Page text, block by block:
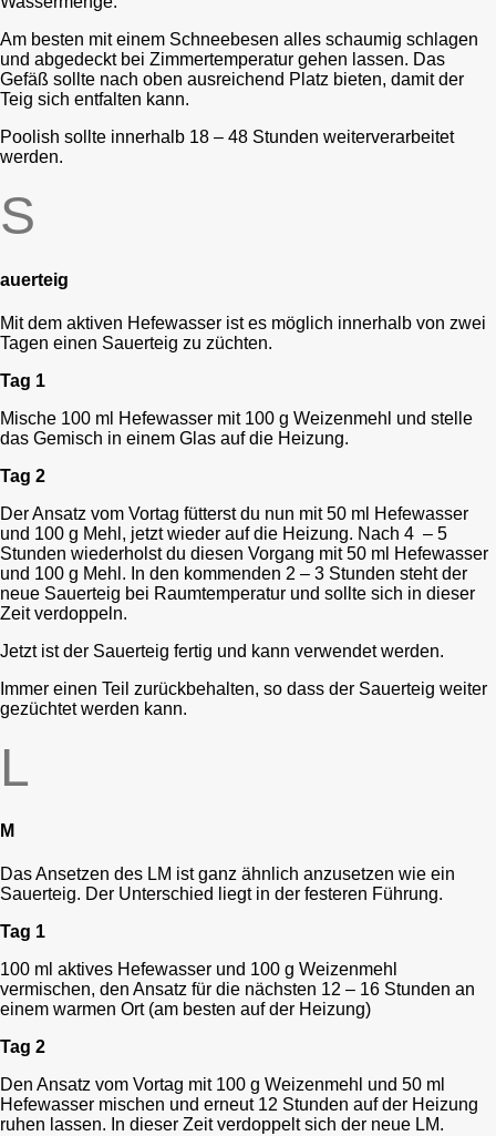
Am besten mit einem Schneebesen alles schaumig schlagen
und abgedeckt bei Zimmertemperatur gehen lassen. Das
Gefäß sollte nach oben ausreichend Platz bieten, damit der
Teig sich entfalten kann.
Poolish sollte innerhalb 18 – 48 Stunden weiterverarbeitet
werden.
S
auerteig
Mit dem aktiven Hefewasser ist es möglich innerhalb von zwei
Tagen einen Sauerteig zu züchten.
Tag 1
Mische 100 ml Hefewasser mit 100 g Weizenmehl und stelle
das Gemisch in einem Glas auf die Heizung.
Tag 2
Der Ansatz vom Vortag fütterst du nun mit 50 ml Hefewasser
und 100 g Mehl, jetzt wieder auf die Heizung. Nach 4 – 5
Stunden wiederholst du diesen Vorgang mit 50 ml Hefewasser
und 100 g Mehl. In den kommenden 2 – 3 Stunden steht der
neue Sauerteig bei Raumtemperatur und sollte sich in dieser
Zeit verdoppeln.
Jetzt ist der Sauerteig fertig und kann verwendet werden.
Immer einen Teil zurückbehalten, so dass der Sauerteig weiter
gezüchtet werden kann.
L
M
Das Ansetzen des LM ist ganz ähnlich anzusetzen wie ein
Sauerteig. Der Unterschied liegt in der festeren Führung.
Tag 1
100 ml aktives Hefewasser und 100 g Weizenmehl
vermischen, den Ansatz für die nächsten 12 – 16 Stunden an
einem warmen Ort (am besten auf der Heizung)
Tag 2
Den Ansatz vom Vortag mit 100 g Weizenmehl und 50 ml
Hefewasser mischen und erneut 12 Stunden auf der Heizung
ruhen lassen. In dieser Zeit verdoppelt sich der neue LM.